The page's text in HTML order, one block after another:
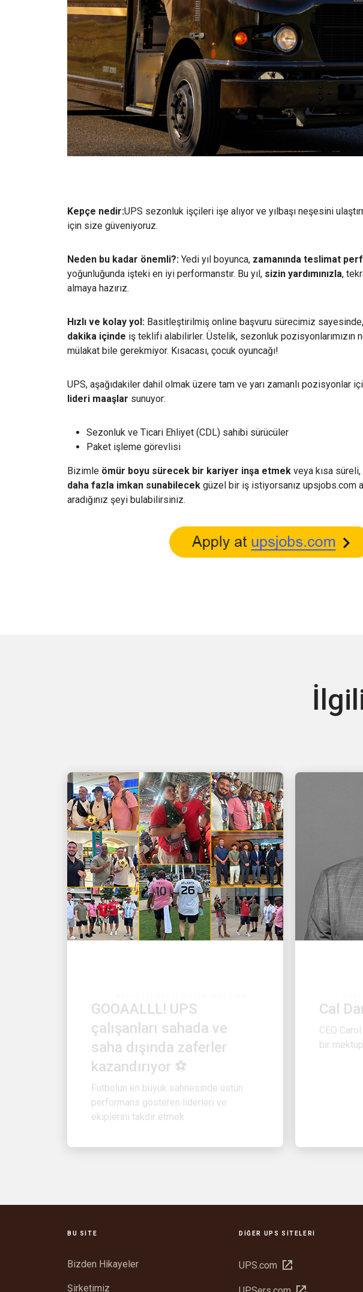
Kepçe nedir:UPS sezonluk işçileri işe alıyor ve yılbaşı neşesini
için size güveniyoruz.
Neden bu kadar önemli?: Yedi yıl boyunca, zamanında teslimat
yoğunluğunda işteki en iyi performanstır. Bu yıl, sizin yardımınızla,
almaya hazırız.
Hızlı ve kolay yol: Basitleştirilmiş online başvuru sürecimiz
dakika içinde iş teklifi alabilirler. Üstelik, sezonluk pozisyonlarımızın
mülakat bile gerekmiyor. Kısacası, çocuk oyuncağı!
UPS, aşağıdakiler dahil olmak üzere tam ve yarı zamanlı pozisyonlar
lideri maaşlar sunuyor:
Sezonluk ve Ticari Ehliyet (CDL) sahibi sürücüler
Paket işleme görevlisi
Bizimle ömür boyu sürecek bir kariyer inşa etmek veya kısa süreli,
daha fazla imkan sunabilecek güzel bir iş istiyorsanız upsjobs.com
aradığınız şeyi bulabilirsiniz.
çalışanları sahada ve
saha dışında zaferler
kazandırıyor ⚽
Futbolun en büyük sahnesinde üstün
performans gösteren liderleri ve
ekiplerini takdir etmek
CEO
bir mektup
BU SITE
Bizden Hikayeler
Şirketimiz
DIĞER UPS SITELERI
UPS.com Yeni
Yeni